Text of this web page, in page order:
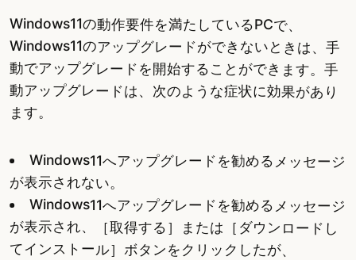
Windows11の動作要件を満たしているPCで、
Windows11のアップグレードができないときは、手
動でアップグレードを開始することができます。手
動アップグレードは、次のような症状に効果があり
ます。
Windows11へアップグレードを勧めるメッセージ
が表示されない。
Windows11へアップグレードを勧めるメッセージ
が表示され、［取得する］または［ダウンロードし
てインストール］ボタンをクリックしたが、